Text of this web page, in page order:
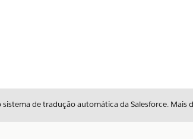
de tradução automática da Salesforce. Mais